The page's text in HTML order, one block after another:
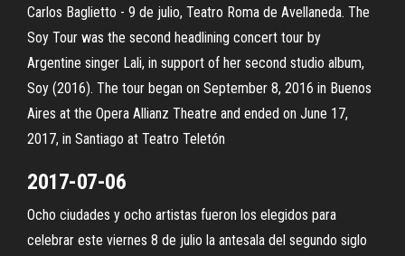
Carlos Baglietto - 9 de julio, Teatro Roma de Avellaneda. The
Soy Tour was the second headlining concert tour by
Argentine singer Lali, in support of her second studio album,
Soy (2016). The tour began on September 8, 2016 in Buenos
Aires at the Opera Allianz Theatre and ended on June 17,
2017, in Santiago at Teatro Teletón
2017-07-06
Ocho ciudades y ocho artistas fueron los elegidos para
celebrar este viernes 8 de julio la antesala del segundo siglo